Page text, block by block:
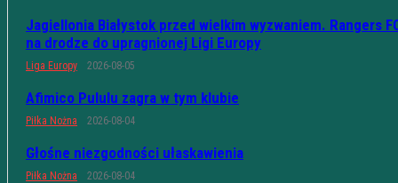
Jagiellonia Białystok przed wielkim wyzwaniem. Rangers
na drodze do upragnionej Ligi Europy
Liga Europy 2026-08-05
Afimico Pululu zagra w tym klubie
Piłka Nożna 2026-08-04
Głośne niezgodności ułaskawienia
Piłka Nożna 2026-08-04